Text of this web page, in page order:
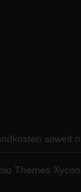
soweit
Themes